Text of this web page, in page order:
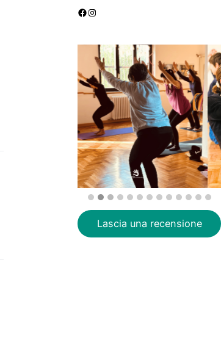
Facebook
Lascia una recensione